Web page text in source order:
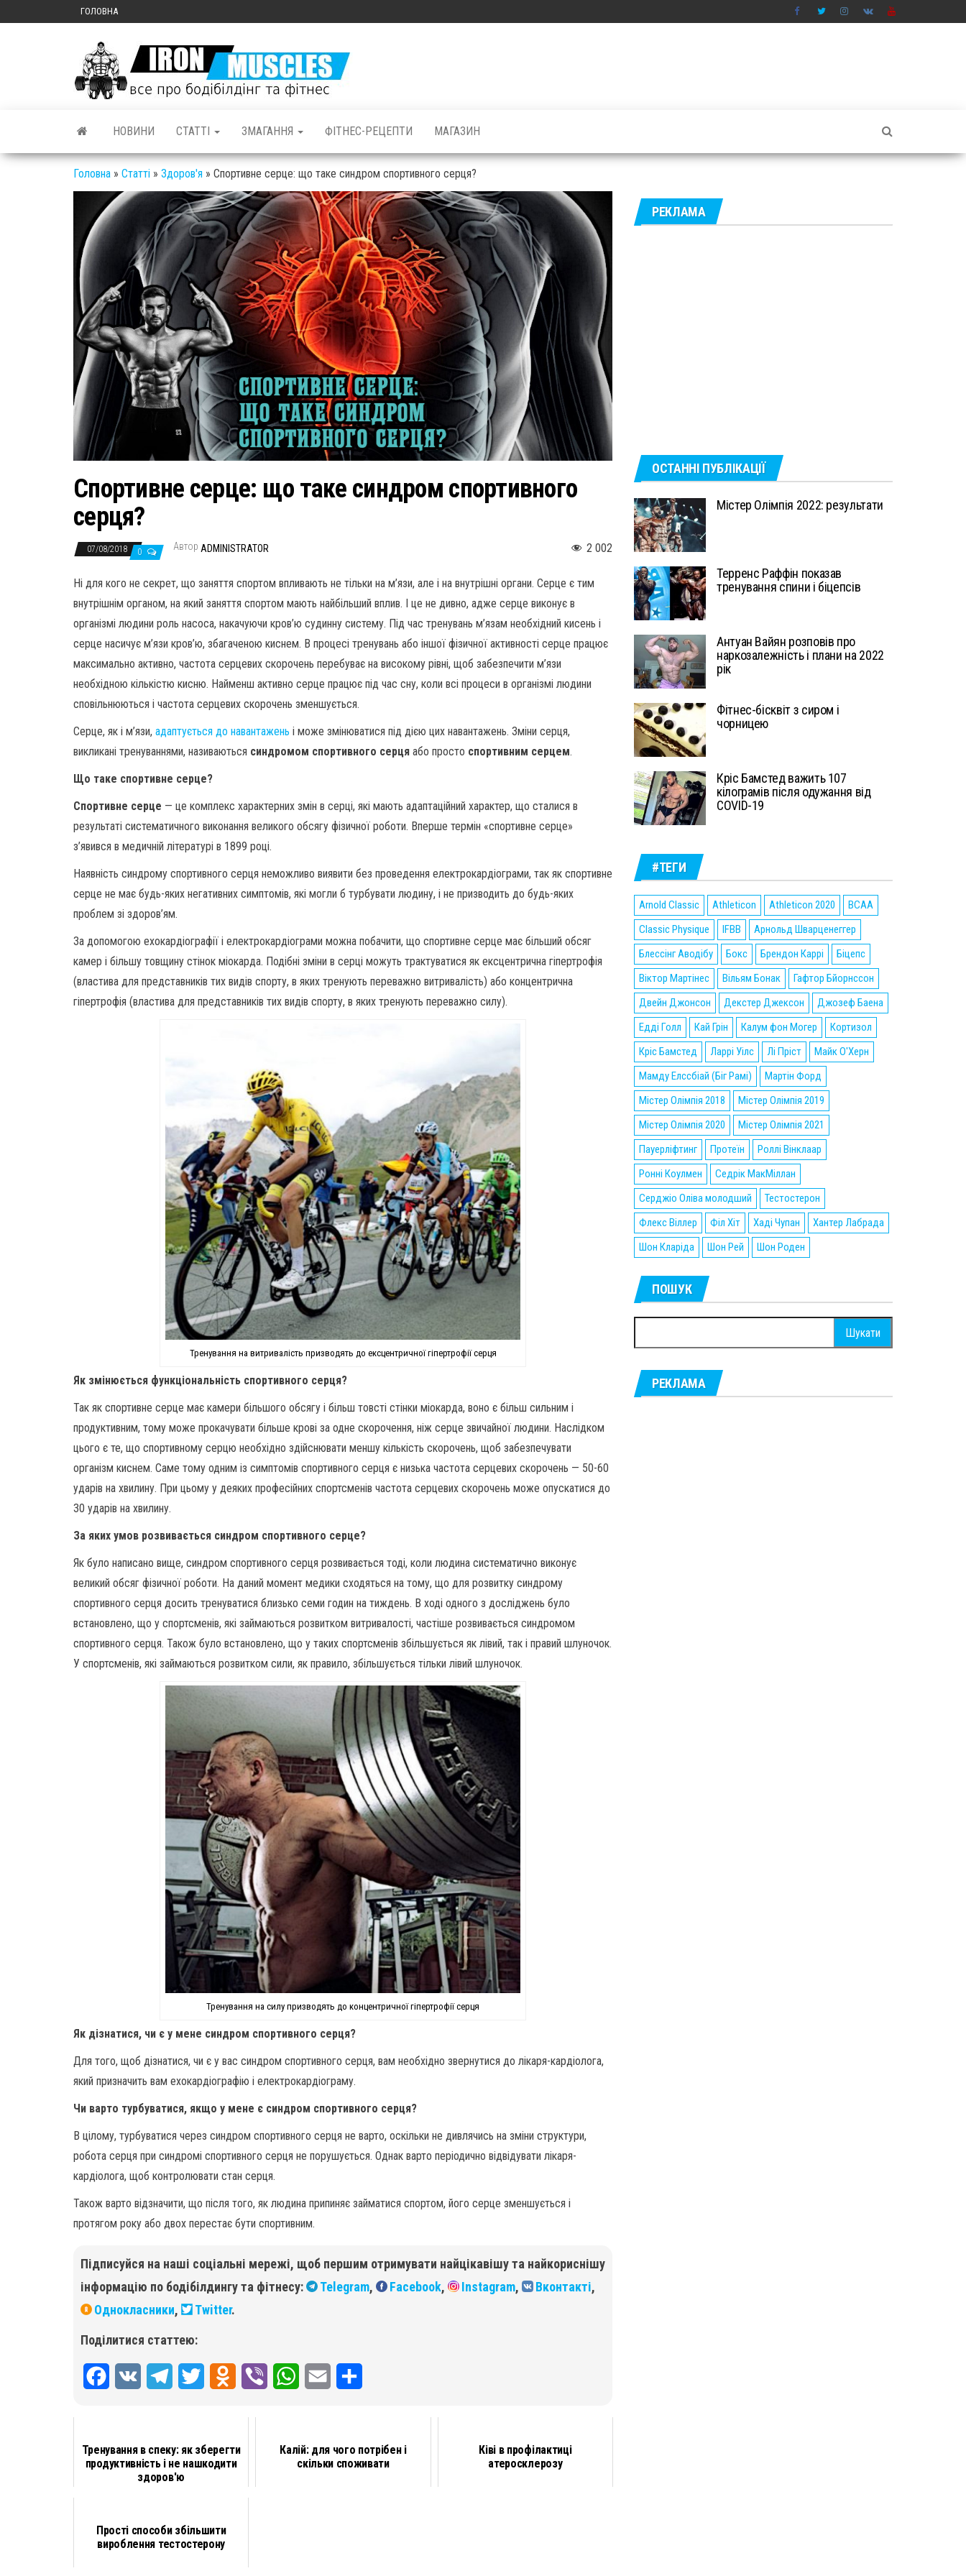
ГОЛОВНА
бодібілдинг
НОВИНИ СТАТТІ ЗМАГАННЯ ФІТНЕС-РЕЦЕПТИ МАГАЗИН
Головна » Статті » Здоров'я » Спортивне серце: що таке синдром спортивного серця?
Спортивне серце: що таке синдром спортивного
серця?
07/08/2018 0 Автор ADMINISTRATOR 2 002
Ні для кого не секрет, що заняття спортом впливають не тільки на м’язи, але і на внутрішні органи. Серце є тим
внутрішнім органом, на який заняття спортом мають найбільший вплив. І це не дивно, адже серце виконує в
організмі людини роль насоса, накачуючи кров’ю судинну систему. Під час тренувань м’язам необхідний кисень і
серце насичує м’язи кров’ю, збагаченою киснем. В процесі тренувань або іншої фізичної активності серце працює
максимально активно, частота серцевих скорочень перебуває на високому рівні, щоб забезпечити м’язи
необхідною кількістю кисню. Найменш активно серце працює під час сну, коли всі процеси в організмі людини
сповільнюються і частота серцевих скорочень зменшується.
Серце, як і м’язи, адаптується до навантажень і може змінюватися під дією цих навантажень. Зміни серця,
викликані тренуваннями, називаються синдромом спортивного серця або просто спортивним серцем.
Що таке спортивне серце?
Спортивне серце — це комплекс характерних змін в серці, які мають адаптаційний характер, що сталися в
результаті систематичного виконання великого обсягу фізичної роботи. Вперше термін «спортивне серце»
з’явився в медичній літературі в 1899 році.
Наявність синдрому спортивного серця неможливо виявити без проведення електрокардіограми, так як спортивне
серце не має будь-яких негативних симптомів, які могли б турбувати людину, і не призводить до будь-яких
проблем зі здоров’ям.
За допомогою ехокардіографії і електрокардіограми можна побачити, що спортивне серце має більший обсяг
камер і більшу товщину стінок міокарда. Подібні зміни в серці можуть трактуватися як ексцентрична гіпертрофія
(властива для представників тих видів спорту, в яких тренують переважно витривалість) або концентрична
гіпертрофія (властива для представників тих видів спорту, в яких тренують переважно силу).
Тренування на витривалість призводять до ексцентричної гіпертрофії серця
Як змінюється функціональність спортивного серця?
Так як спортивне серце має камери більшого обсягу і більш товсті стінки міокарда, воно є більш сильним і
продуктивним, тому може прокачувати більше крові за одне скорочення, ніж серце звичайної людини. Наслідком
цього є те, що спортивному серцю необхідно здійснювати меншу кількість скорочень, щоб забезпечувати
організм киснем. Саме тому одним із симптомів спортивного серця є низька частота серцевих скорочень — 50-60
ударів на хвилину. При цьому у деяких професійних спортсменів частота серцевих скорочень може опускатися до
30 ударів на хвилину.
За яких умов розвивається синдром спортивного серце?
Як було написано вище, синдром спортивного серця розвивається тоді, коли людина систематично виконує
великий обсяг фізичної роботи. На даний момент медики сходяться на тому, що для розвитку синдрому
спортивного серця досить тренуватися близько семи годин на тиждень. В ході одного з досліджень було
встановлено, що у спортсменів, які займаються розвитком витривалості, частіше розвивається синдромом
спортивного серця. Також було встановлено, що у таких спортсменів збільшується як лівий, так і правий шлуночок.
У спортсменів, які займаються розвитком сили, як правило, збільшується тільки лівий шлуночок.
Тренування на силу призводять до концентричної гіпертрофії серця
Як дізнатися, чи є у мене синдром спортивного серця?
Для того, щоб дізнатися, чи є у вас синдром спортивного серця, вам необхідно звернутися до лікаря-кардіолога,
який призначить вам ехокардіографію і електрокардіограму.
Чи варто турбуватися, якщо у мене є синдром спортивного серця?
В цілому, турбуватися через синдром спортивного серця не варто, оскільки не дивлячись на зміни структури,
робота серця при синдромі спортивного серця не порушується. Однак варто періодично відвідувати лікаря-
кардіолога, щоб контролювати стан серця.
Також варто відзначити, що після того, як людина припиняє займатися спортом, його серце зменшується і
протягом року або двох перестає бути спортивним.
Підписуйся на наші соціальні мережі, щоб першим отримувати найцікавішу та найкориснішу
інформацію по бодібілдингу та фітнесу:
Telegram, Facebook, Instagram, Вконтакті,
Однокласники, Twitter.
Поділитися статтею:
e
o
e
g
a
t
r
o
t
і
Тренування в спеку: як зберегти
продуктивність і не нашкодити
здоров'ю
Калій: для чого потрібен і
скільки споживати
Ківі в профілактиці
атеросклерозу
Прості способи збільшити
вироблення тестостерону
РЕКЛАМА
ОСТАННІ ПУБЛІКАЦІЇ
Містер Олімпія 2022: результати
Терренс Раффін показав
тренування спини і біцепсів
Антуан Вайян розповів про
наркозалежність і плани на 2022
рік
Фітнес-бісквіт з сиром і
чорницею
Кріс Бамстед важить 107
кілограмів після одужання від
COVID-19
#ТЕГИ
Arnold Classic Athleticon Athleticon 2020
BCAA
Classic Physique
IFBB
Арнольд Шварценеггер
Блессінг Аводібу
Бокс Брендон Каррі
Біцепс
Віктор Мартінес
Вільям Бонак
Гафтор Бйорнссон
Двейн Джонсон
Декстер Джексон
Джозеф Баена
Едді Голл
Кай Грін Калум фон Могер
Кортизол
Кріс Бамстед
Ларрі Уілс Лі Пріст
Майк О'Херн
Мамду Елссбіай (Біг Рамі)
Мартін Форд
Містер Олімпія 2018
Містер Олімпія 2019
Містер Олімпія 2020
Містер Олімпія 2021
Пауерліфтинг
Протеїн
Роллі Вінклаар
Ронні Коулмен
Седрік МакМіллан
Серджіо Оліва молодший
Тестостерон
Флекс Віллер
Філ Хіт Хаді Чупан
Хантер Лабрада
Шон Кларіда
Шон Рей Шон Роден
ПОШУК
РЕКЛАМА